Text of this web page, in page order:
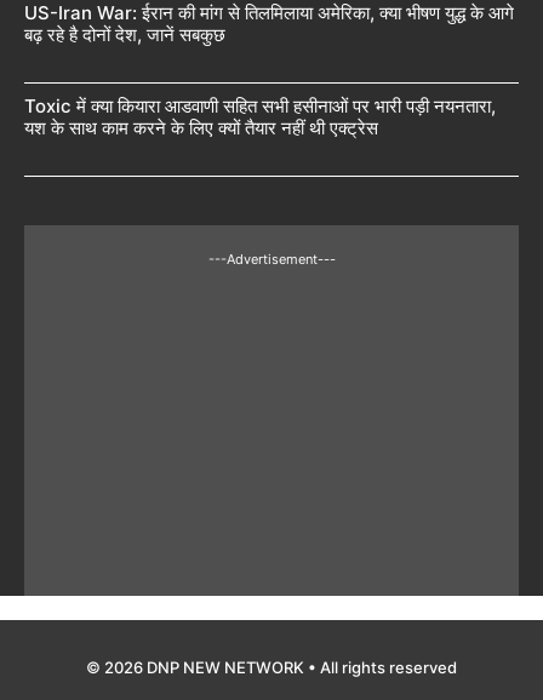
US-Iran War: ईरान की मांग से तिलमिलाया अमेरिका, क्या भीषण युद्ध के आगे
बढ़ रहे है दोनों देश, जानें सबकुछ
Toxic में क्या कियारा आडवाणी सहित सभी हसीनाओं पर भारी पड़ी नयनतारा,
यश के साथ काम करने के लिए क्यों तैयार नहीं थी एक्ट्रेस
---Advertisement---
© 2026 DNP NEW NETWORK • All rights reserved